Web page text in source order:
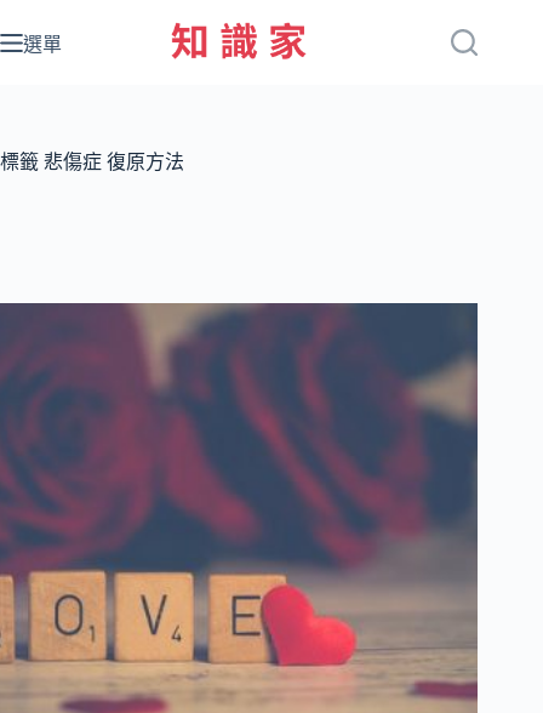
至
容
選單
標籤 悲傷症 復原方法